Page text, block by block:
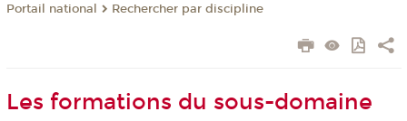
Portail national Rechercher par discipline
Les formations du sous-domaine